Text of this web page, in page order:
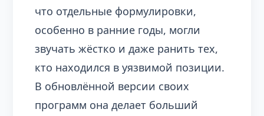
что отдельные формулировки,
особенно в ранние годы, могли
звучать жёстко и даже ранить тех,
кто находился в уязвимой позиции.
В обновлённой версии своих
программ она делает больший